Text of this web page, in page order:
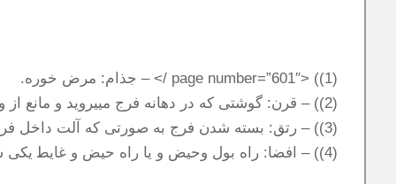
(1)) <page number=”601″ /> – جذام: مرض خوره.
(2)) – قرن: گوشتى كه در دهانه فرج مييرويد و مانع از وطى مييشود.
(3)) – رتق: بسته شدن فرج به صورتى كه آلت داخل فرج نشود.
(4)) – افضا: راه بول وحيض و يا راه حيض و غايط‍‌ يكى شود.<br /><nl />